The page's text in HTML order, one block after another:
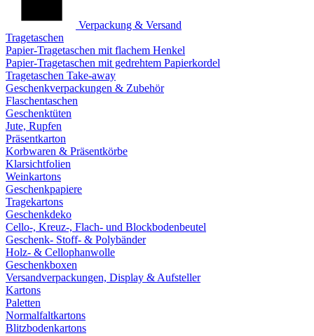
Verpackung & Versand
Tragetaschen
Papier-Tragetaschen mit flachem Henkel
Papier-Tragetaschen mit gedrehtem Papierkordel
Tragetaschen Take-away
Geschenkverpackungen & Zubehör
Flaschentaschen
Geschenktüten
Jute, Rupfen
Präsentkarton
Korbwaren & Präsentkörbe
Klarsichtfolien
Weinkartons
Geschenkpapiere
Tragekartons
Geschenkdeko
Cello-, Kreuz-, Flach- und Blockbodenbeutel
Geschenk- Stoff- & Polybänder
Holz- & Cellophanwolle
Geschenkboxen
Versandverpackungen, Display & Aufsteller
Kartons
Paletten
Normalfaltkartons
Blitzbodenkartons